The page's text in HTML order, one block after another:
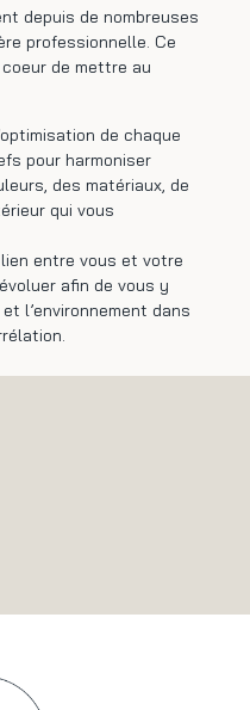
depuis de nombreuses
professionnelle. Ce
de mettre au
de chaque
pour harmoniser
des matériaux, de
qui vous
entre vous et votre
afin de vous y
l’environnement dans